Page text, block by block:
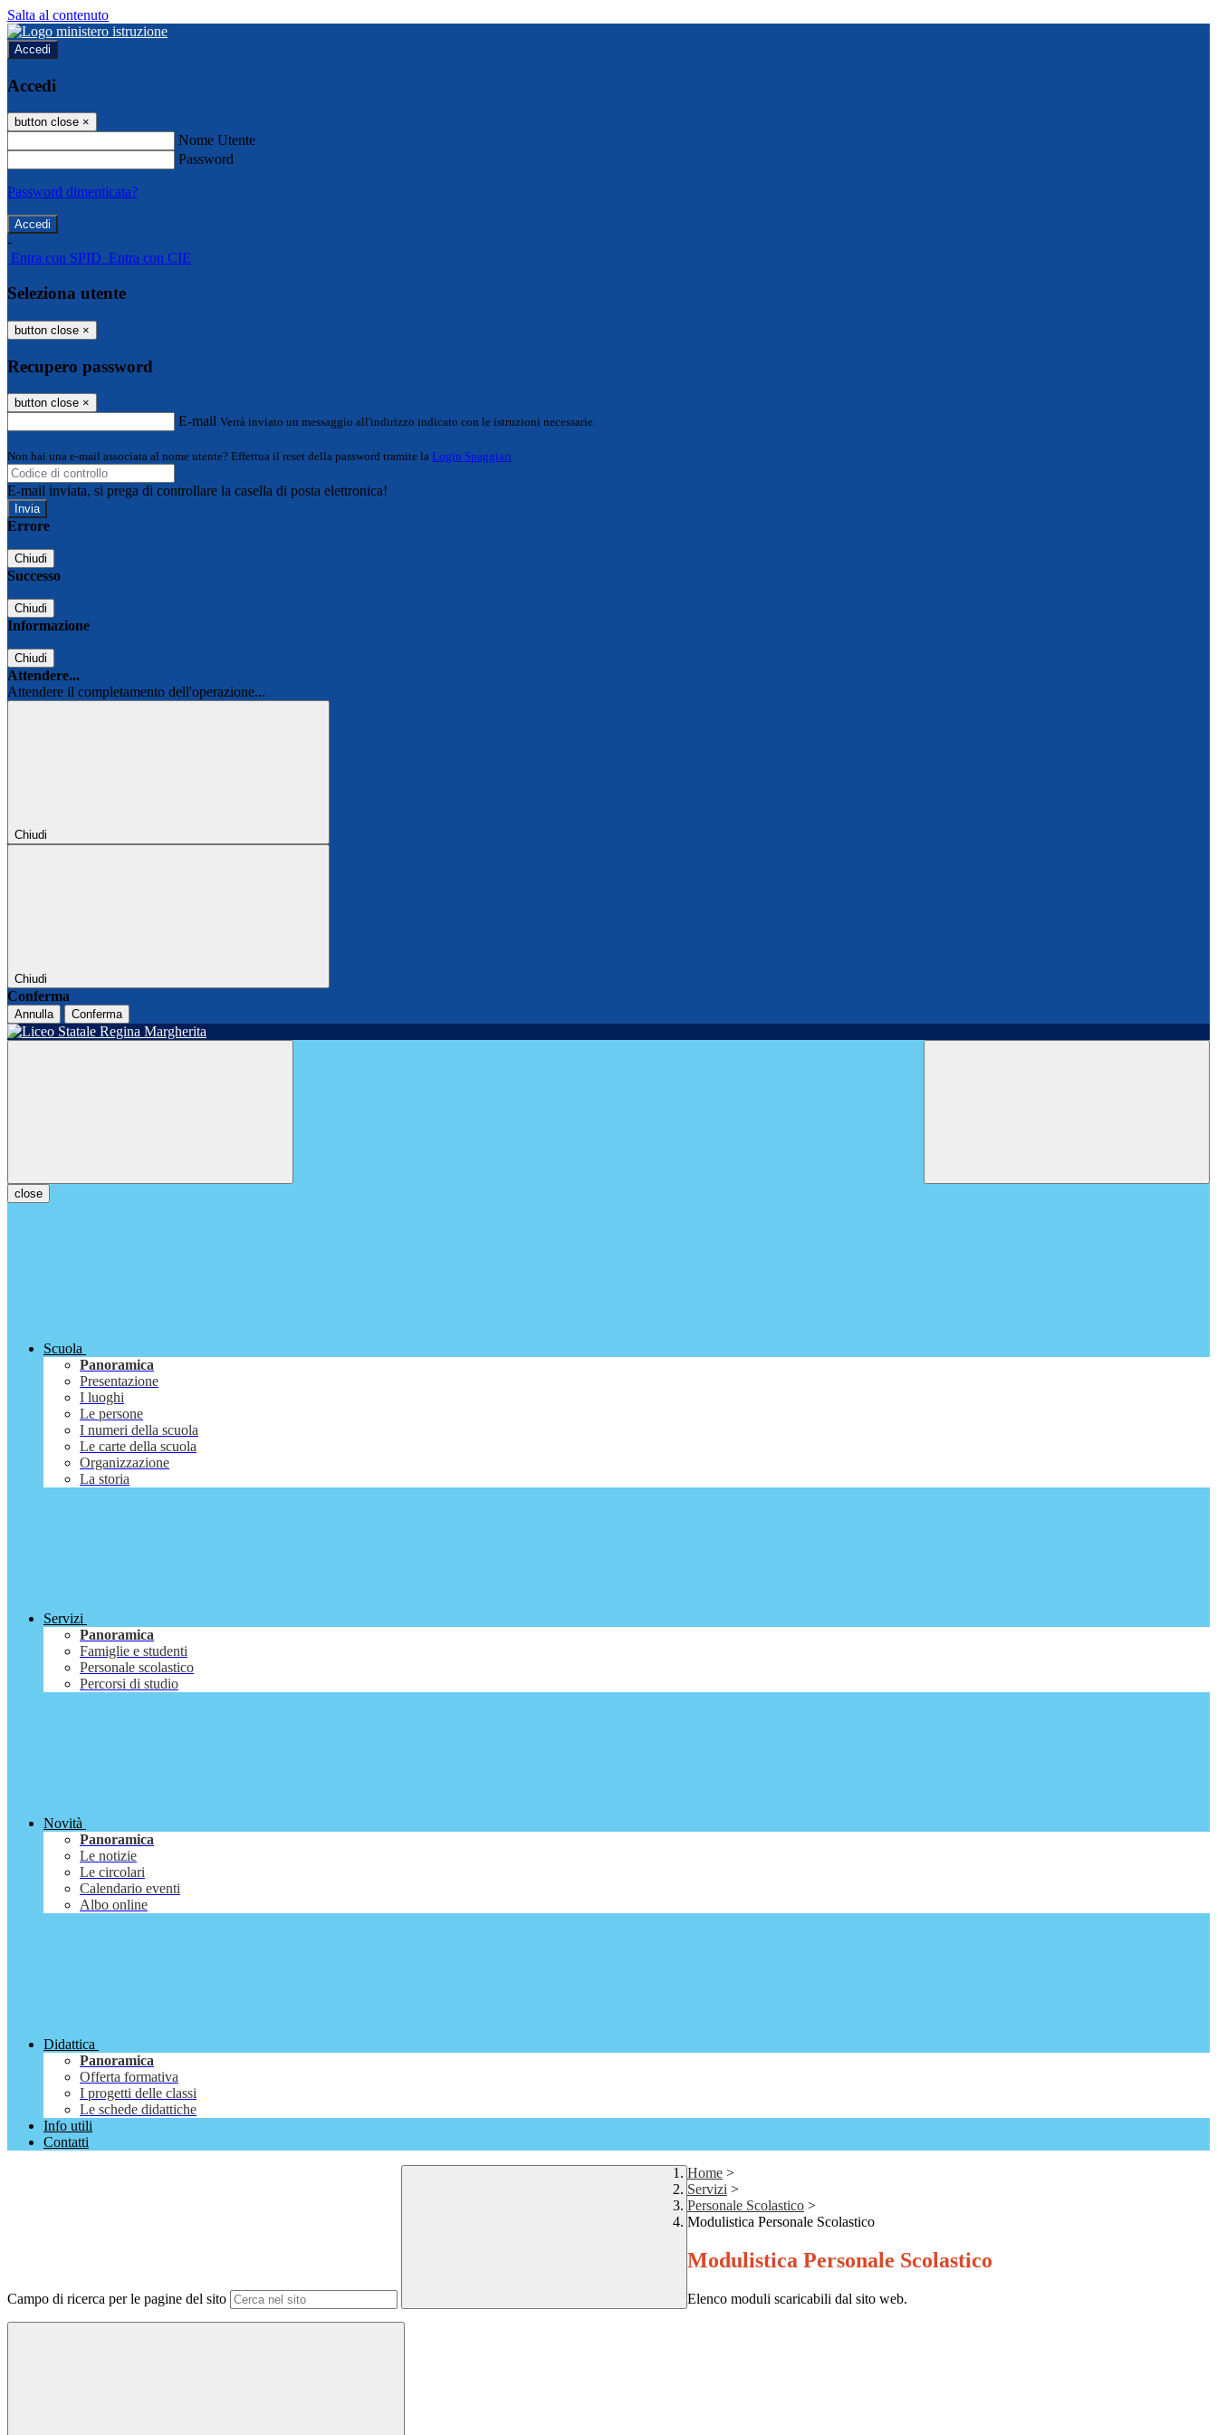
Salta al contenuto
Accedi
Accedi
button close ×
Nome Utente
Password
Password dimenticata?
-
Entra con SPID Entra con CIE
Seleziona utente
button close ×
Recupero password
button close ×
E-mail Verrà inviato un messaggio all'indirizzo indicato con le istruzioni necessarie.
Non hai una e-mail associata al nome utente? Effettua il reset della password tramite la Login Spaggiari
E-mail inviata, si prega di controllare la casella di posta elettronica!
Errore
Chiudi
Successo
Chiudi
Informazione
Chiudi
Attendere...
Attendere il completamento dell'operazione...
Chiudi
Chiudi
Conferma
Annulla Conferma
close
Scuola
Panoramica
Presentazione
I luoghi
Le persone
I numeri della scuola
Le carte della scuola
Organizzazione
La storia
Servizi
Panoramica
Famiglie e studenti
Personale scolastico
Percorsi di studio
Novità
Panoramica
Le notizie
Le circolari
Calendario eventi
Albo online
Didattica
Panoramica
Offerta formativa
I progetti delle classi
Le schede didattiche
Info utili
Contatti
Campo di ricerca per le pagine del sito
Home >
Servizi >
Personale Scolastico >
Modulistica Personale Scolastico
Modulistica Personale Scolastico
Elenco moduli scaricabili dal sito web.